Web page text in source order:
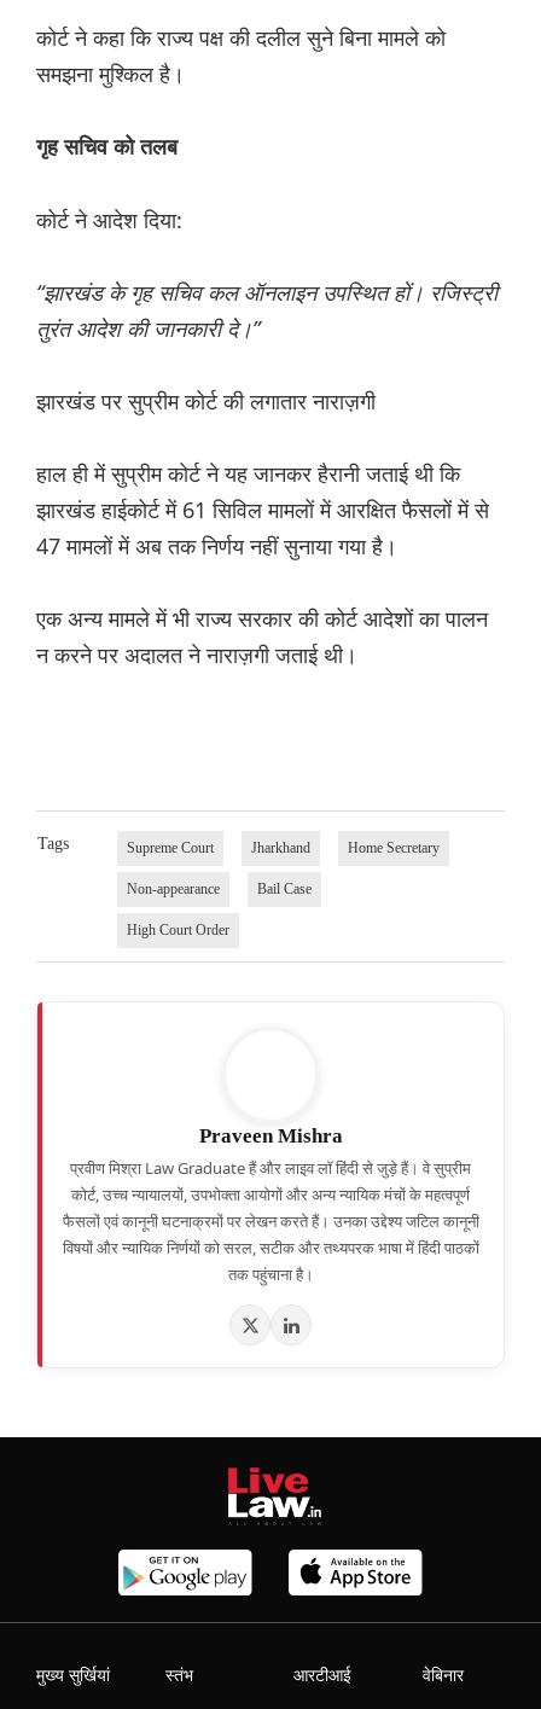
कोर्ट ने कहा कि राज्य पक्ष की दलील सुने बिना मामले को
समझना मुश्किल है।
गृह सचिव को तलब
कोर्ट ने आदेश दिया:
“झारखंड के गृह सचिव कल ऑनलाइन उपस्थित हों। रजिस्ट्री
तुरंत आदेश की जानकारी दे।”
झारखंड पर सुप्रीम कोर्ट की लगातार नाराज़गी
हाल ही में सुप्रीम कोर्ट ने यह जानकर हैरानी जताई थी कि
झारखंड हाईकोर्ट में 61 सिविल मामलों में आरक्षित फैसलों में से
47 मामलों में अब तक निर्णय नहीं सुनाया गया है।
एक अन्य मामले में भी राज्य सरकार की कोर्ट आदेशों का पालन
न करने पर अदालत ने नाराज़गी जताई थी।
Tags Supreme Court Jharkhand Home Secretary
Non-appearance Bail Case
High Court Order
Praveen Mishra
प्रवीण मिश्रा Law Graduate हैं और लाइव लॉ हिंदी से जुड़े हैं। वे सुप्रीम
कोर्ट, उच्च न्यायालयों, उपभोक्ता आयोगों और अन्य न्यायिक मंचों के महत्वपूर्ण
फैसलों एवं कानूनी घटनाक्रमों पर लेखन करते हैं। उनका उद्देश्य जटिल कानूनी
विषयों और न्यायिक निर्णयों को सरल, सटीक और तथ्यपरक भाषा में हिंदी पाठकों
तक पहुंचाना है।
मुख्य सुर्खियां स्तंभ आरटीआई वेबिनार